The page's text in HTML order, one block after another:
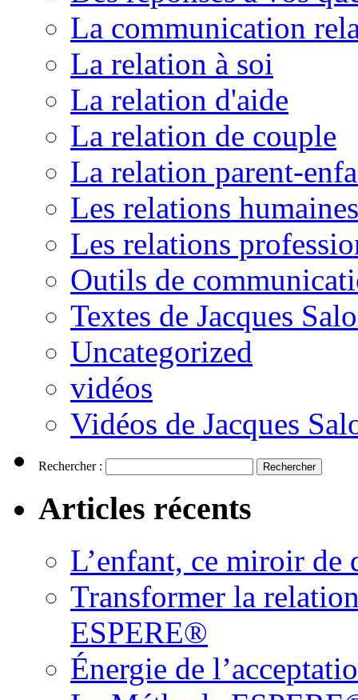
La communication
La relation à soi
La relation d'aide
La relation de couple
La relation parent-
Les relations humaines
Les relations
Outils de
Textes de Jacques
Uncategorized
vidéos
Vidéos de Jacques
Rechercher :
Articles récents
L’enfant, ce miroir de
Transformer la
ESPERE®
Énergie de